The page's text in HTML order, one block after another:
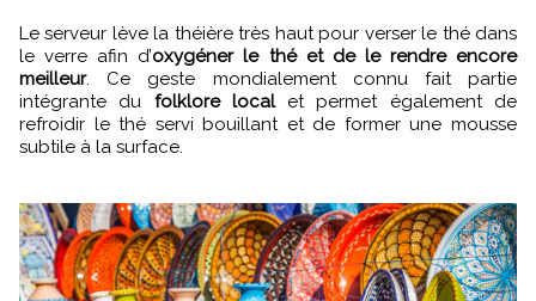
Le serveur lève la théière très haut pour verser le thé dans
le verre afin d’oxygéner le thé et de le rendre encore
meilleur. Ce geste mondialement connu fait partie
intégrante du folklore localet permet également de
refroidir le thé servi bouillant et de former une mousse
subtile à la surface.